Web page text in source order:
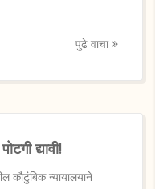
पुढे वाचा
द्यावी!
कौटुंबिक न्यायालयाने